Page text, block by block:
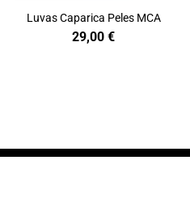
Luvas Caparica Peles MCA
29,00€